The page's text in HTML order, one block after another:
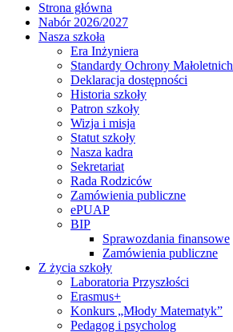
Strona główna
Nabór 2026/2027
Nasza szkoła
Era Inżyniera
Standardy Ochrony Małoletnich
Deklaracja dostępności
Historia szkoły
Patron szkoły
Wizja i misja
Statut szkoły
Nasza kadra
Sekretariat
Rada Rodziców
Zamówienia publiczne
ePUAP
BIP
Sprawozdania finansowe
Zamówienia publiczne
Z życia szkoły
Laboratoria Przyszłości
Erasmus+
Konkurs „Młody Matematyk”
Pedagog i psycholog